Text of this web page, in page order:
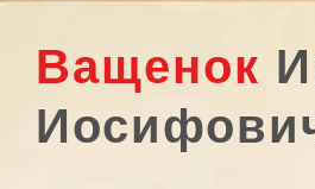
Ващенок